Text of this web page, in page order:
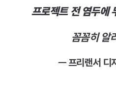
프로젝트 전 염두에
꼼꼼히 알
ㅡ 프리랜서 디